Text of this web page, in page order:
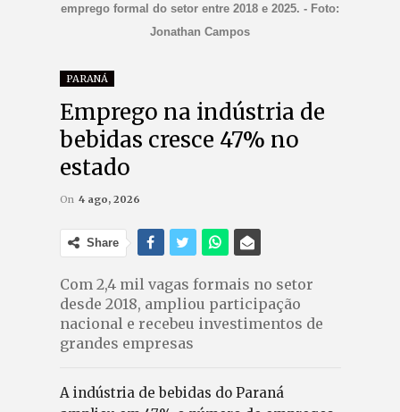
emprego formal do setor entre 2018 e 2025. - Foto:
Jonathan Campos
PARANÁ
Emprego na indústria de
bebidas cresce 47% no
estado
On 4 ago, 2026
Share
Com 2,4 mil vagas formais no setor
desde 2018, ampliou participação
nacional e recebeu investimentos de
grandes empresas
A indústria de bebidas do Paraná